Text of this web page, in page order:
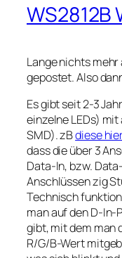
WS2812B
Lange nichts
gepostet. Also
Es gibt seit 2-3
einzelne LEDs)
SMD). zBdiese
dass die über 3
Data-In, bzw.
Anschlüssen zig
Technisch
man auf den D-In-
gibt, mit dem man
R/G/B-Wert